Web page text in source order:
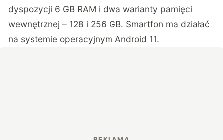
dyspozycji 6 GB RAM i dwa warianty pamięci
wewnętrznej – 128 i 256 GB. Smartfon ma działać
na systemie operacyjnym Android 11.